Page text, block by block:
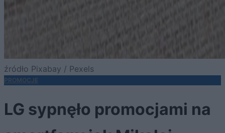
źródło Pixabay / Pexels
PROMOCJE
LG sypnęło promocjami na